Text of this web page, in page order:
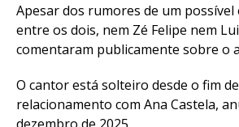
Apesar dos rumores de um
entre os dois, nem Zé Felipe nem
comentaram publicamente sobre o
O cantor está solteiro desde o fim
relacionamento com Ana Castela,